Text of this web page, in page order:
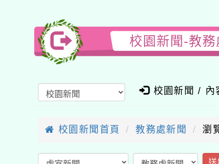
校園新聞-教
校園新聞 / 內
校園新聞首頁 教務處新聞 瀏
送